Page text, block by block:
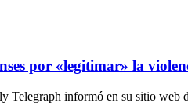
por «legitimar» la
informó en su sitio